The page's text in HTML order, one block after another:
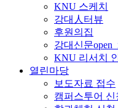
KNU 스케치
강대人터뷰
후원의집
강대신문
KNU 리서치
열린마당
보도자료 접수
캠퍼스투어 신